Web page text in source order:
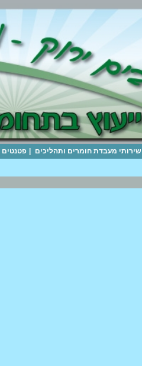
שירותי מעבדת חומרים ותהליכים פטנטים PATENTS to go